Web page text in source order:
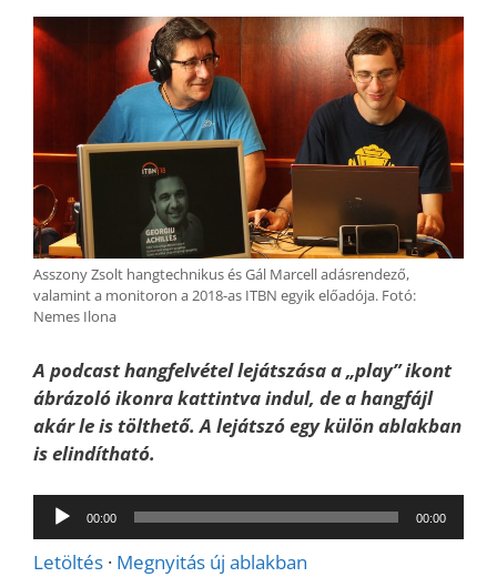
Asszony Zsolt hangtechnikus és Gál Marcell adásrendező,
valamint a monitoron a 2018-as ITBN egyik előadója. Fotó:
Nemes Ilona
A podcast hangfelvétel lejátszása a „play” ikont
ábrázoló ikonra kattintva indul, de a hangfájl
akár le is tölthető. A lejátszó egy külön ablakban
is elindítható.
Audió
lejátszó
00:00 00:00
Letöltés · Megnyitás új ablakban